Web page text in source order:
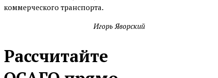
коммерческого транспорта.
Игорь Яворский
Рассчитайте